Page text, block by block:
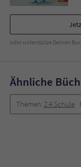
oder unterstütze Deinen
Ähnliche
Themen: 2.4 Schule